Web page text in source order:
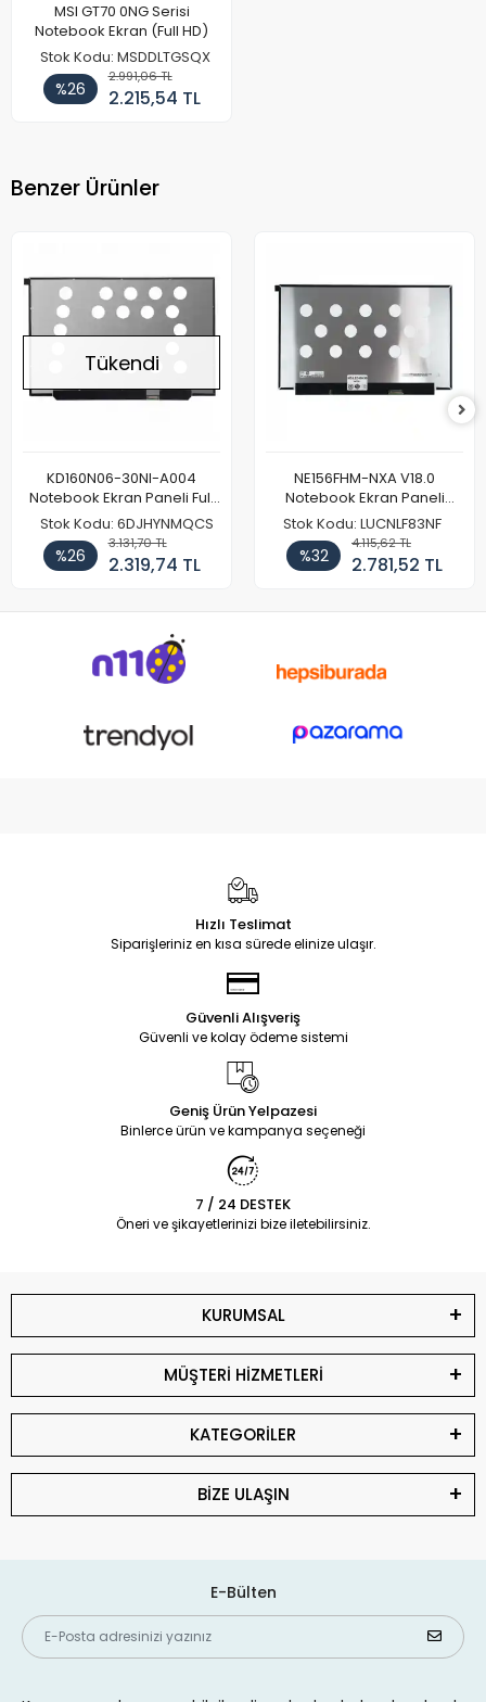
MSI GT70 0NG Serisi
Notebook Ekran (Full HD)
Stok Kodu: MSDDLTGSQX
%26
2.991,06 TL
2.215,54 TL
Benzer Ürünler
Tükendi
KD160N06-30NI-A004
Notebook Ekran Paneli Full
HD
Stok Kodu: 6DJHYNMQCS
%26
3.131,70 TL
2.319,74 TL
NE156FHM-NXA V18.0
Notebook Ekran Paneli
144Hz
Stok Kodu: LUCNLF83NF
%32
4.115,62 TL
2.781,52 TL
Hızlı Teslimat
Siparişleriniz en kısa sürede elinize ulaşır.
Güvenli Alışveriş
Güvenli ve kolay ödeme sistemi
Geniş Ürün Yelpazesi
Binlerce ürün ve kampanya seçeneği
7 / 24 DESTEK
Öneri ve şikayetlerinizi bize iletebilirsiniz.
KURUMSAL
MÜŞTERİ HİZMETLERİ
KATEGORİLER
BİZE ULAŞIN
E-Bülten